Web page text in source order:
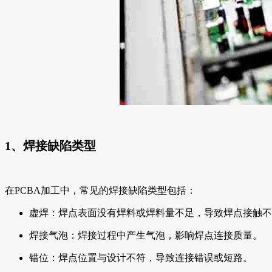
1、焊接缺陷类型
在PCBA加工中，常见的焊接缺陷类型包括：
虚焊：焊点表面没有焊料或焊料量不足，导致焊点接触
焊接气泡：焊接过程中产生气泡，影响焊点连接质量。
错位：焊点位置与设计不符，导致连接错误或短路。